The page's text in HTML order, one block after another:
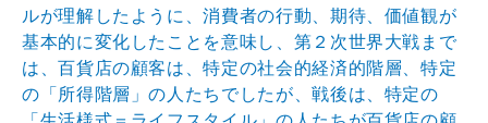
ルが理解したように、消費者の行動、期待、価値観が
基本的に変化したことを意味し、第２次世界大戦まで
は、百貨店の顧客は、特定の社会的経済的階層、特定
の「所得階層」の人たちでしたが、戦後は、特定の